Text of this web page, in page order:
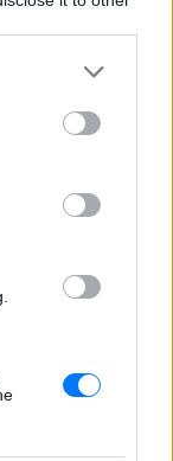
οδηγού
νεόνυμφων στο
υλικό από το
τη
«Έχασα τη
μου, τα